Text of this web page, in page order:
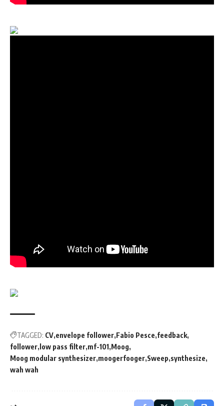
TAGGED: CV envelope follower Fabio Pesce feedback
follower low pass filter mf-101 Moog
Moog modular synthesizer moogerfooger Sweep synthesize
wah wah